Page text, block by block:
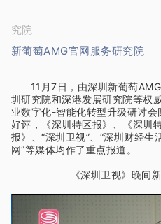
究院
新葡萄AMG官网服务研究院
网”等媒体均作了重点报道。
《深圳卫视》晚间